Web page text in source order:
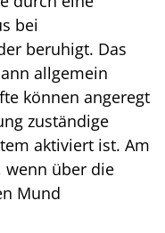
bei
beruhigt. Das
allgemein
können angeregt
zuständige
aktiviert ist. Am
wenn über die
Mund